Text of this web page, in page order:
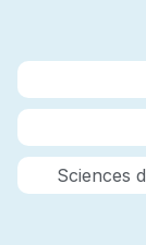
Sciences